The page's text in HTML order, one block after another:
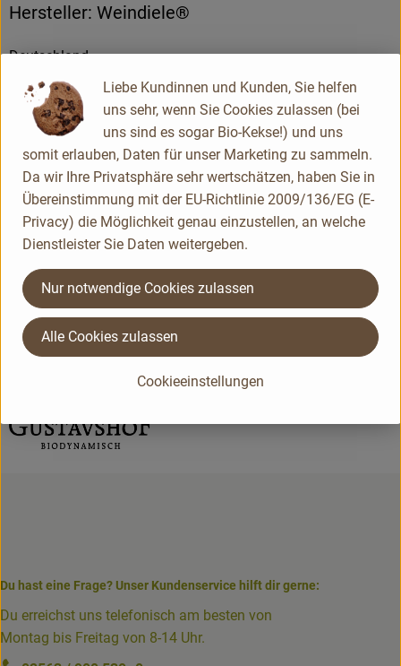
Hersteller: Weindiele®
Deutschland
Weindiele® M.K.
Weinhandel UG (haftungsbeschränkt)
D 26655 Westerstede
Kontrollnummer DE-NI-006-16875-B
www.weindiele.de
(Daten von Ecoinform)
Gustavshof
Du hast eine Frage? Unser Kundenservice hilft dir gerne:
Du erreichst uns telefonisch am besten von
Montag bis Freitag von 8-14 Uhr.
Liebe Kundinnen und Kunden, Sie helfen
uns sehr, wenn Sie Cookies zulassen (bei
uns sind es sogar Bio-Kekse!) und uns
somit erlauben, Daten für unser Marketing zu sammeln.
Da wir Ihre Privatsphäre sehr wertschätzen, haben Sie in
Übereinstimmung mit der EU-Richtlinie 2009/136/EG (E-
Privacy) die Möglichkeit genau einzustellen, an welche
Dienstleister Sie Daten weitergeben.
Cookieeinstellungen
Nur notwendige Cookies zulassen
Alle Cookies zulassen